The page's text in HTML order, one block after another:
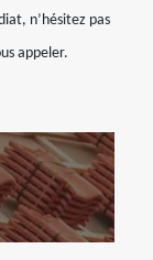
n’hésitez pas
appeler.